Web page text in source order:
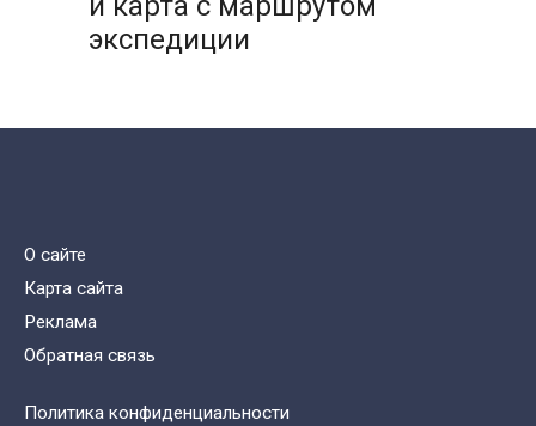
экспедиции
О сайте
Карта сайта
Реклама
Обратная связь
Политика конфиденциальности